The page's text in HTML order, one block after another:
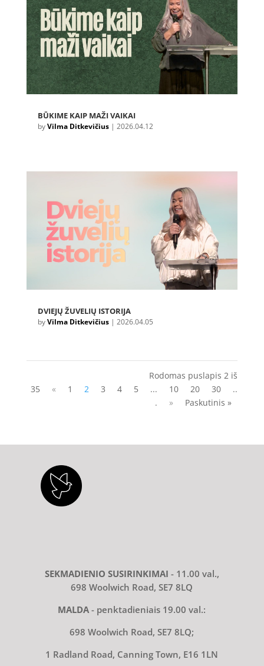
BŪKIME KAIP MAŽI VAIKAI
byVilma Ditkevičius| 2026.04.12
DVIEJŲ ŽUVELIŲ ISTORIJA
byVilma Ditkevičius| 2026.04.05
Rodomas puslapis 2 iš
35
« 1 2 3 4 5 ... 10 20 30
..
.
» Paskutinis »
SEKMADIENIO SUSIRINKIMAI - 11.00 val.,
698 Woolwich Road, SE7 8LQ
MALDA- penktadieniais 19.00 val.:
698 Woolwich Road, SE7 8LQ;
1 Radland Road, Canning Town, E16 1LN